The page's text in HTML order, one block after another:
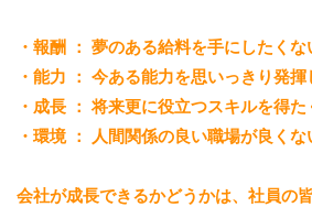
・報酬 ： 夢のある給料を手にしたくな
・能力 ： 今ある能力を思いっきり発
・成長 ： 将来更に役立つスキルを得
・環境 ： 人間関係の良い職場が良くな
会社が成長できるかどうかは、社員の皆